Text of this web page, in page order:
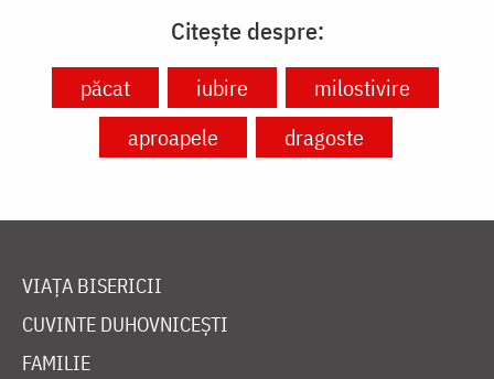
Citește despre:
păcat iubire
milostivire
aproapele
dragoste
VIAȚA BISERICII
CUVINTE DUHOVNICEȘTI
FAMILIE